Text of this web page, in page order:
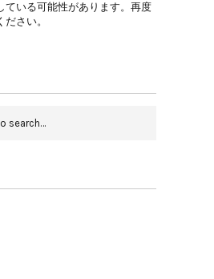
ている可能性があります。再度
ださい。